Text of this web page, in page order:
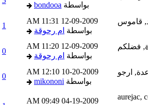
بواسطةbondooa
12-09-2009
11:31 AM
بواسطةام رحوقة
12-09-2009
11:20 AM
بواسطةام رحوقة
10-20-2009
12:10 AM
بواسطةmikononi
04-19-2009
09:49 AM